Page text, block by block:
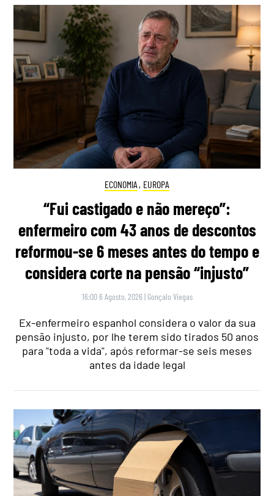
ECONOMIA , EUROPA
“Fui castigado e não mereço”:
enfermeiro com 43 anos de descontos
reformou-se 6 meses antes do tempo e
considera corte na pensão “injusto”
16:00 6 Agosto, 2026 | Gonçalo Viegas
Ex-enfermeiro espanhol considera o valor da sua
pensão injusto, por lhe terem sido tirados 50 anos
para "toda a vida", após reformar-se seis meses
antes da idade legal